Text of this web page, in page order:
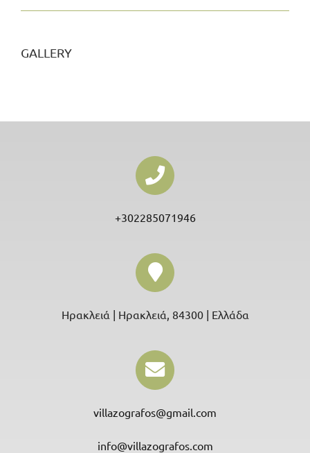
GALLERY
+302285071946
Ηρακλειά | Ηρακλειά, 84300 | Ελλάδα
villazografos@gmail.com
info@villazografos.com